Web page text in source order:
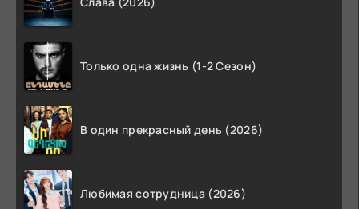
Только одна жизнь (1-2 Сезон)
В один прекрасный день (2026)
Любимая сотрудница (2026)